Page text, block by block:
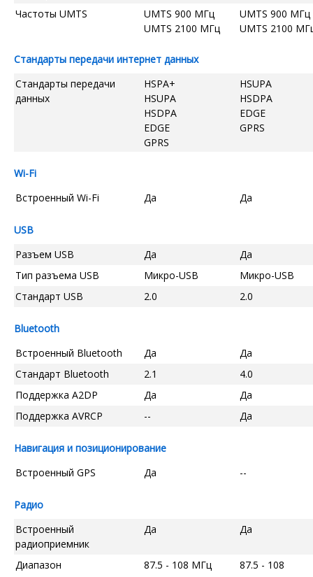
Частоты UMTS
UMTS 900 МГц
UMTS 2100 МГц
UMTS 900 МГц
UMTS 2100
Стандарты передачи интернет данных
Стандарты передачи
данных
HSPA+
HSUPA
HSDPA
EDGE
GPRS
HSUPA
HSDPA
EDGE
GPRS
Wi-Fi
Встроенный Wi-Fi
Да Да
USB
Разъем USB
Да
Да
Тип разъема USB
Микро-USB
Микро-USB
Стандарт USB
2.0 2.0
Bluetooth
Встроенный Bluetooth
Да
Да
Стандарт Bluetooth
2.1
4.0
Поддержка A2DP
Да
Да
Поддержка AVRCP
-- Да
Навигация и позиционирование
Встроенный GPS
Да --
Радио
Встроенный
радиоприемник
Да Да
Диапазон
87.5 - 108 МГц 87.5 - 108